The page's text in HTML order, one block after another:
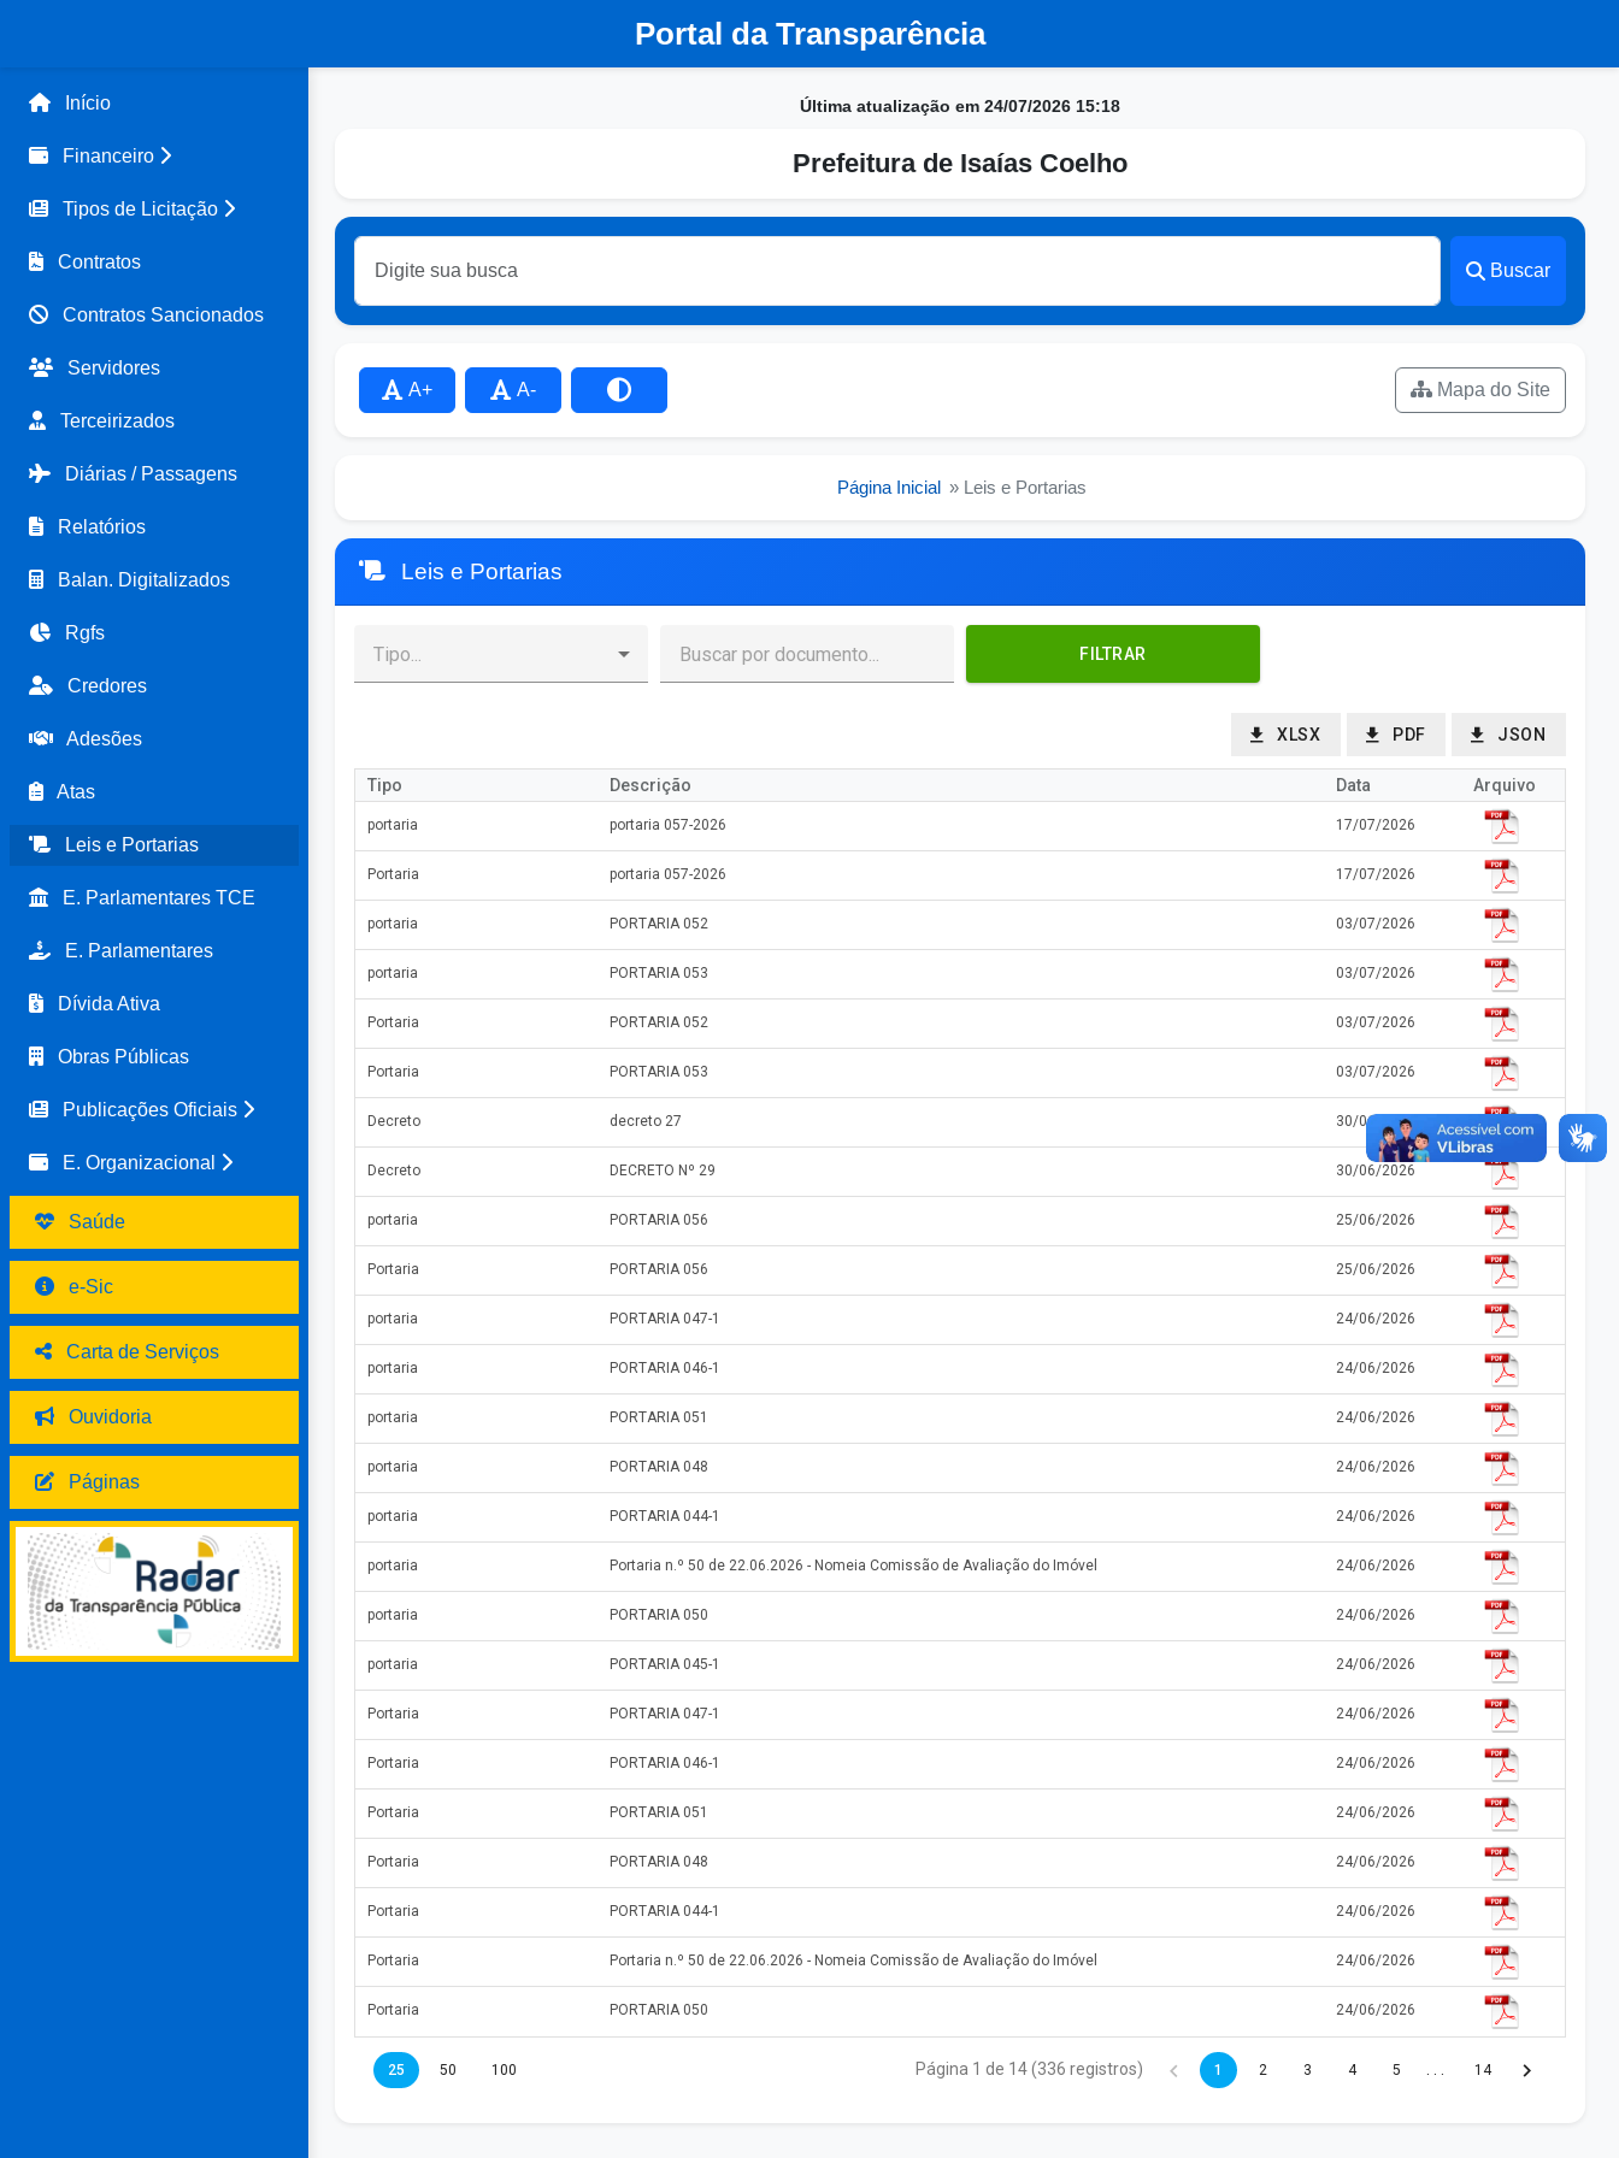
Portal da Transparência
Início
Financeiro
Tipos de Licitação
Contratos
Contratos Sancionados
Servidores
Terceirizados
Diárias / Passagens
Relatórios
Balan. Digitalizados
Rgfs
Credores
Adesões
Atas
Leis e Portarias
E. Parlamentares TCE
E. Parlamentares
Dívida Ativa
Obras Públicas
Publicações Oficiais
E. Organizacional
Saúde
e-Sic
Carta de Serviços
Ouvidoria
Páginas
Última atualização em 24/07/2026 15:18
Prefeitura de Isaías Coelho
Buscar
A+ A- Mapa do Site
Página Inicial » Leis e Portarias
Leis e Portarias
FILTRAR
XLSX PDF JSON
Tipo Descrição Data Arquivo
portaria portaria 057-2026 17/07/2026
Portaria portaria 057-2026 17/07/2026
portaria PORTARIA 052 03/07/2026
portaria PORTARIA 053 03/07/2026
Portaria PORTARIA 052 03/07/2026
Portaria PORTARIA 053 03/07/2026
Decreto decreto 27 30/06/2026
Decreto DECRETO Nº 29 30/06/2026
portaria PORTARIA 056 25/06/2026
Portaria PORTARIA 056 25/06/2026
portaria PORTARIA 047-1 24/06/2026
portaria PORTARIA 046-1 24/06/2026
portaria PORTARIA 051 24/06/2026
portaria PORTARIA 048 24/06/2026
portaria PORTARIA 044-1 24/06/2026
portaria Portaria n.º 50 de 22.06.2026 - Nomeia Comissão de Avaliação do Imóvel 24/06/2026
portaria PORTARIA 050 24/06/2026
portaria PORTARIA 045-1 24/06/2026
Portaria PORTARIA 047-1 24/06/2026
Portaria PORTARIA 046-1 24/06/2026
Portaria PORTARIA 051 24/06/2026
Portaria PORTARIA 048 24/06/2026
Portaria PORTARIA 044-1 24/06/2026
Portaria Portaria n.º 50 de 22.06.2026 - Nomeia Comissão de Avaliação do Imóvel 24/06/2026
Portaria PORTARIA 050 24/06/2026
25 50 100 Página 1 de 14 (336 registros) 1 2 3 4 5 14